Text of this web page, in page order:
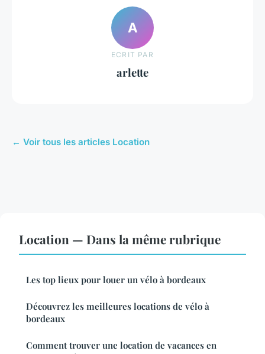
A
ECRIT PAR
arlette
← Voir tous les articles Location
Location — Dans la même rubrique
Les top lieux pour louer un vélo à bordeaux
Découvrez les meilleures locations de vélo à
bordeaux
Comment trouver une location de vacances en